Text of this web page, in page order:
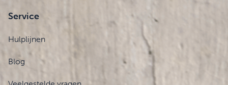
Service
Hulplijnen
Blog